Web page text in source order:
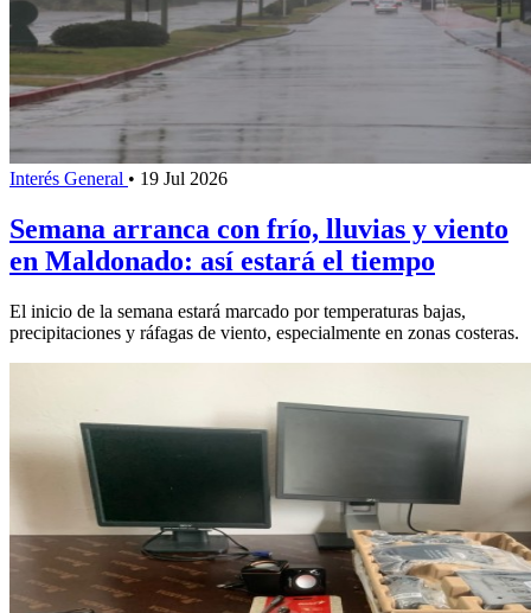
Interés General • 19 Jul 2026
Semana arranca con frío, lluvias y viento
en Maldonado: así estará el tiempo
El inicio de la semana estará marcado por temperaturas bajas,
precipitaciones y ráfagas de viento, especialmente en zonas costeras.